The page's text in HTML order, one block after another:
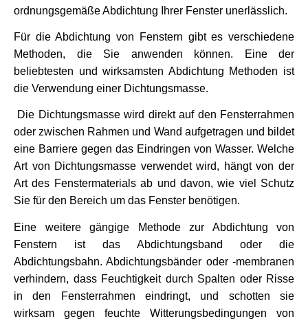
ordnungsgemäße Abdichtung Ihrer Fenster unerlässlich.
Für die Abdichtung von Fenstern gibt es verschiedene
Methoden, die Sie anwenden können. Eine der
beliebtesten und wirksamsten Abdichtung Methoden ist
die Verwendung einer Dichtungsmasse.
oder zwischen Rahmen und Wand aufgetragen und bildet
eine Barriere gegen das Eindringen von Wasser. Welche
Art von Dichtungsmasse verwendet wird, hängt von der
Art des Fenstermaterials ab und davon, wie viel Schutz
Sie für den Bereich um das Fenster benötigen.
Eine weitere gängige Methode zur Abdichtung von
Fenstern ist das Abdichtungsband oder die
Abdichtungsbahn. Abdichtungsbänder oder -membranen
verhindern, dass Feuchtigkeit durch Spalten oder Risse
in den Fensterrahmen eindringt, und schotten sie
wirksam gegen feuchte Witterungsbedingungen von